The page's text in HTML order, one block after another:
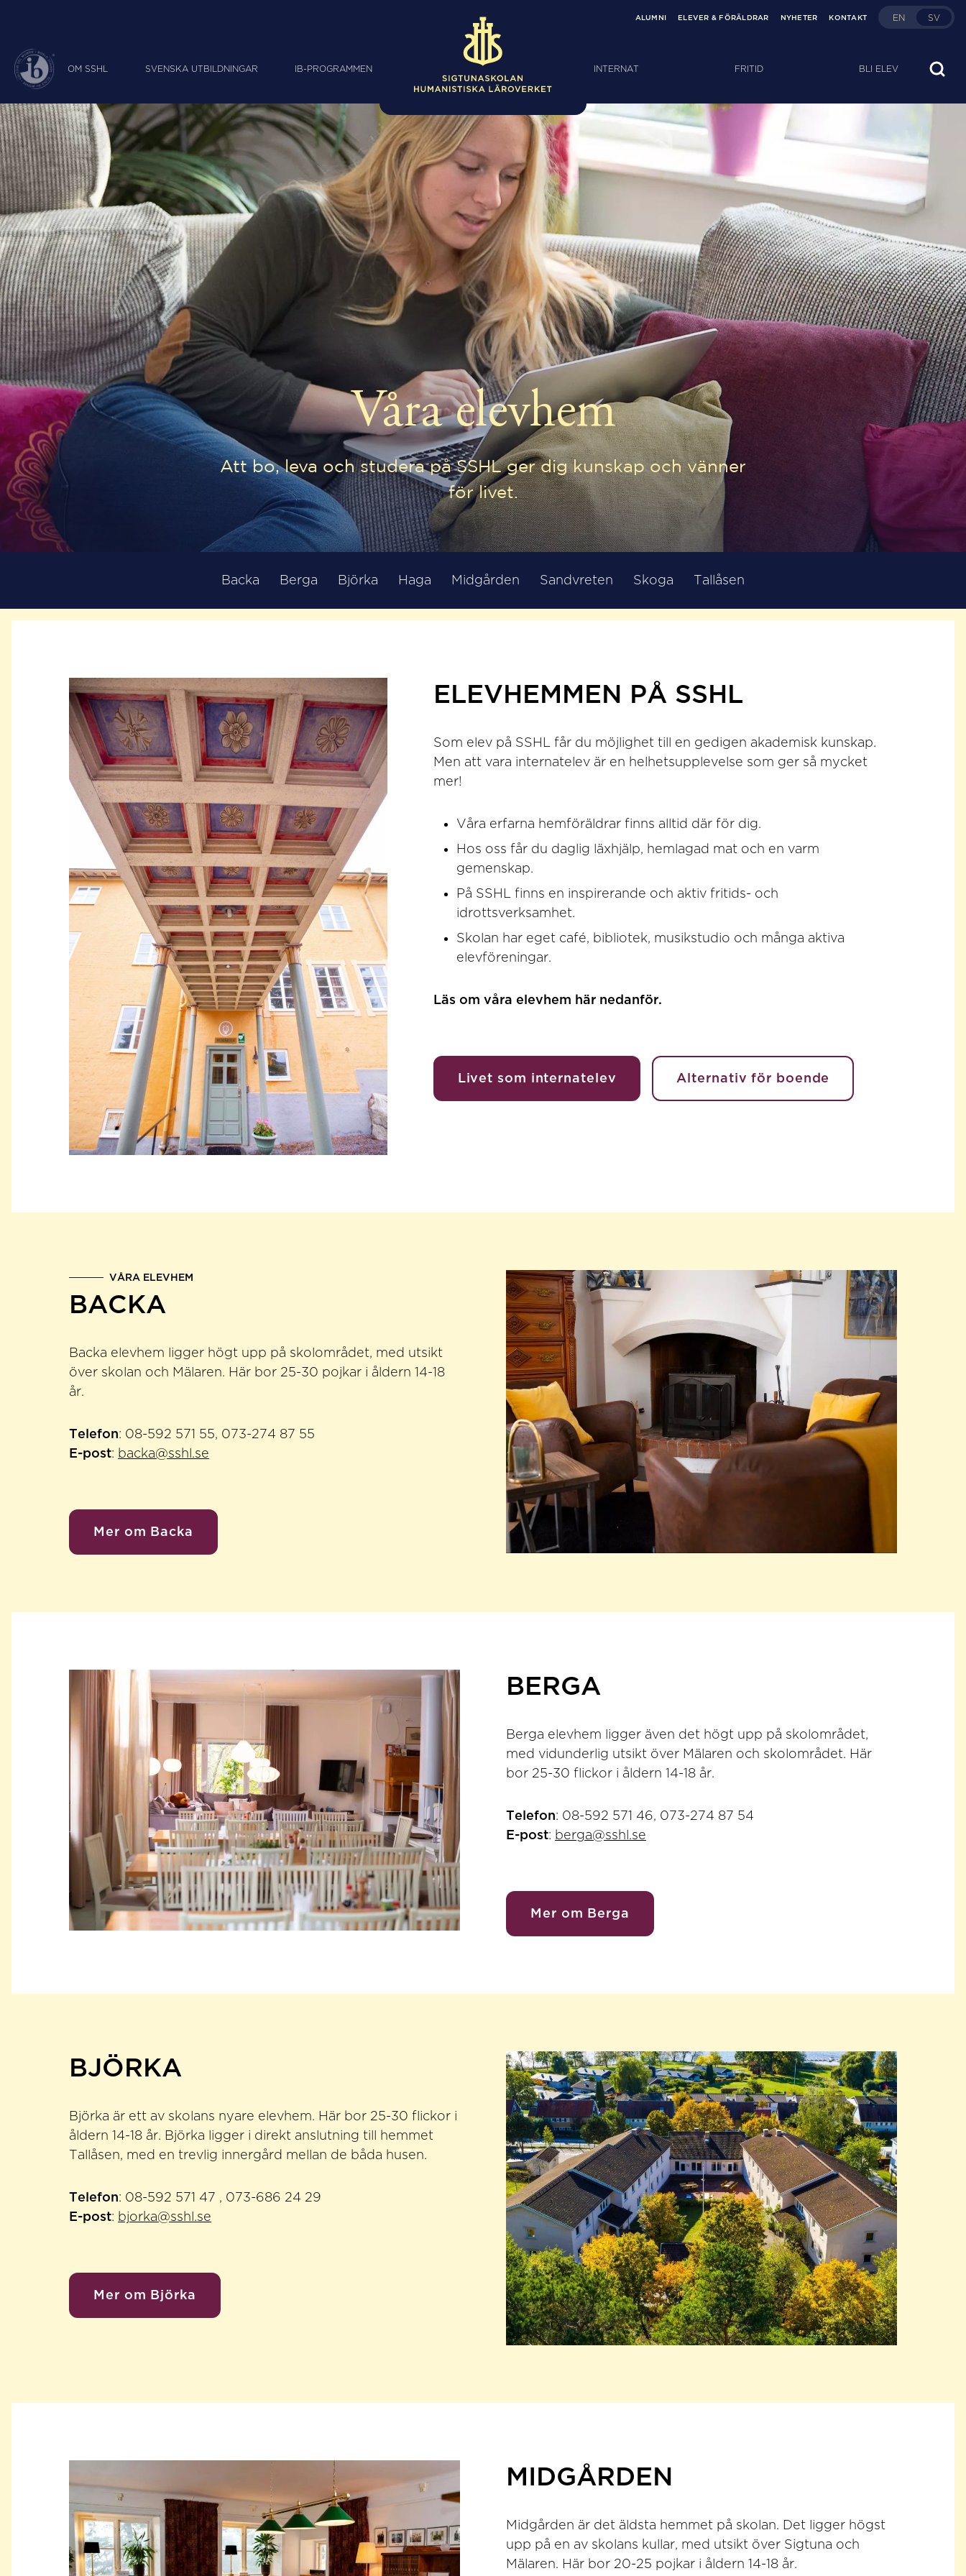
ALUMNI ELEVER & FÖRÄLDRAR NYHETER KONTAKT EN SV
OM SSHL SVENSKA UTBILDNINGAR IB-PROGRAMMEN INTERNAT FRITID BLI ELEV
Våra elevhem
Att bo, leva och studera på SSHL ger dig kunskap och vänner
för livet.
Backa Berga Björka Haga Midgården Sandvreten Skoga Tallåsen
ELEVHEMMEN PÅ SSHL
Som elev på SSHL får du möjlighet till en gedigen akademisk kunskap.
Men att vara internatelev är en helhetsupplevelse som ger så mycket
mer!
Våra erfarna hemföräldrar finns alltid där för dig.
Hos oss får du daglig läxhjälp, hemlagad mat och en varm
gemenskap.
På SSHL finns en inspirerande och aktiv fritids- och
idrottsverksamhet.
Skolan har eget café, bibliotek, musikstudio och många aktiva
elevföreningar.
Läs om våra elevhem här nedanför.
Livet som internatelev Alternativ för boende
VÅRA ELEVHEM
BACKA
Backa elevhem ligger högt upp på skolområdet, med utsikt
över skolan och Mälaren. Här bor 25-30 pojkar i åldern 14-18
år.
Telefon: 08-592 571 55, 073-274 87 55
E-post: backa@sshl.se
Mer om Backa
BERGA
Berga elevhem ligger även det högt upp på skolområdet,
med vidunderlig utsikt över Mälaren och skolområdet. Här
bor 25-30 flickor i åldern 14-18 år.
Telefon: 08-592 571 46, 073-274 87 54
E-post: berga@sshl.se
Mer om Berga
BJÖRKA
Björka är ett av skolans nyare elevhem. Här bor 25-30 flickor i
åldern 14-18 år. Björka ligger i direkt anslutning till hemmet
Tallåsen, med en trevlig innergård mellan de båda husen.
Telefon: 08-592 571 47 , 073-686 24 29
E-post: bjorka@sshl.se
Mer om Björka
MIDGÅRDEN
Midgården är det äldsta hemmet på skolan. Det ligger högst
upp på en av skolans kullar, med utsikt över Sigtuna och
Mälaren. Här bor 20-25 pojkar i åldern 14-18 år.